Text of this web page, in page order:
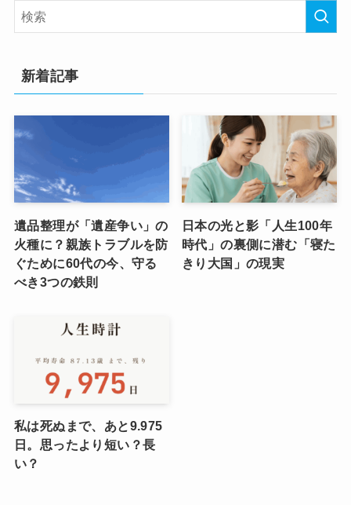
新着記事
遺品整理が「遺産争い」の
火種に？親族トラブルを防
ぐために60代の今、守る
べき3つの鉄則
日本の光と影「人生100年
時代」の裏側に潜む「寝た
きり大国」の現実
私は死ぬまで、あと9.975
日。思ったより短い？長
い？